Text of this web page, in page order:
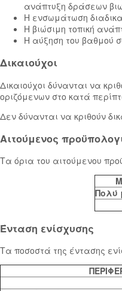
ανάπτυξη δράσεων
Η ενσωμάτωση
Η βιώσιμη τοπική
Η αύξηση του βαθμού
Δικαιούχοι
Δικαιούχοι δύνανται να
οριζόμενων στο κατά
Δεν δύνανται να κριθούν
Αιτούμενος
Τα όρια του αιτούμενου
Πολύ
Ένταση ενίσχυσης
Τα ποσοστά της έντασης